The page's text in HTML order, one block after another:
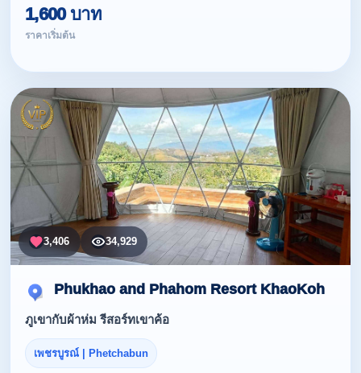
1,600 บาท
ราคาเริ่มต้น
3,406 34,929
Phukhao and Phahom Resort KhaoKoh
ภูเขากับผ้าห่ม รีสอร์ทเขาค้อ
เพชรบูรณ์ | Phetchabun